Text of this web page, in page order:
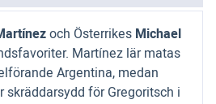
och Österrikes Michael
Martínez lär matas
Argentina, medan
skräddarsydd för Gregoritsch i